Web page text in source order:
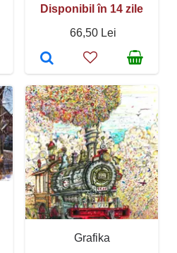
Disponibil în 14 zile
66,50 Lei
Grafika